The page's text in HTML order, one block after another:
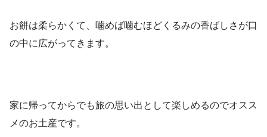
お餅は柔らかくて、噛めば噛むほどくるみの香ばしさが口
の中に広がってきます。
家に帰ってからでも旅の思い出として楽しめるのでオスス
メのお土産です。